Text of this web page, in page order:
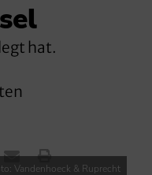
hat.
Vandenhoeck & Ruprecht